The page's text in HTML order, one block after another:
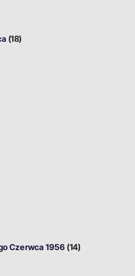
(18)
Czerwca 1956 (14)